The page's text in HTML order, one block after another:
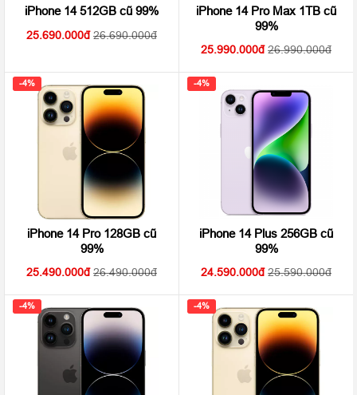
iPhone 14 512GB cũ 99%
25.690.000 26.690.000
iPhone 14 Pro Max 1TB cũ
99%
25.990.000 26.990.000
-4%
iPhone 14 Pro 128GB cũ
99%
25.490.000 26.490.000
-4%
iPhone 14 Plus 256GB cũ
99%
24.590.000 25.590.000
-4% -4%